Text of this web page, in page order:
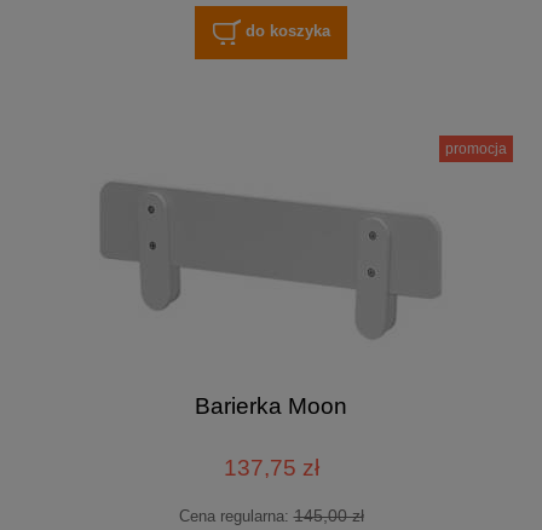
do koszyka
Barierka Moon
137,75 zł
Cena regularna:145,00 zł
promocja